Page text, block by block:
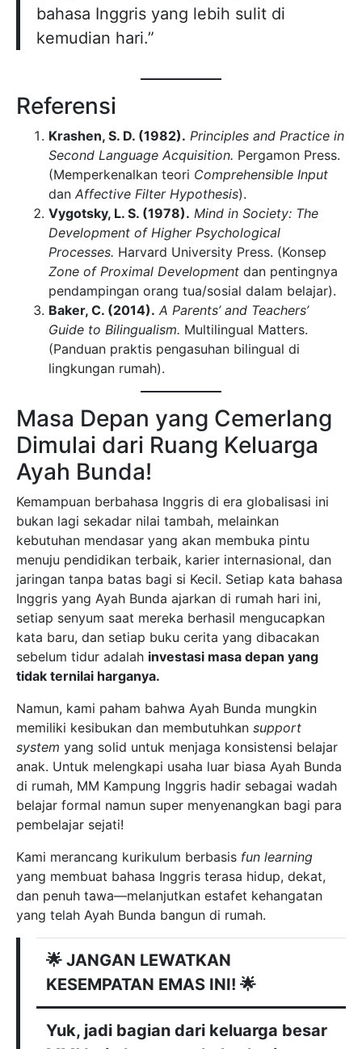
bahasa Inggris yang lebih sulit di
kemudian hari.”
Referensi
Krashen, S. D. (1982). Principles and Practice in
Second Language Acquisition. Pergamon Press.
(Memperkenalkan teori Comprehensible Input
dan Affective Filter Hypothesis).
Vygotsky, L. S. (1978). Mind in Society: The
Development of Higher Psychological
Processes. Harvard University Press. (Konsep
Zone of Proximal Development dan pentingnya
pendampingan orang tua/sosial dalam belajar).
Baker, C. (2014). A Parents’ and Teachers’
Guide to Bilingualism. Multilingual Matters.
(Panduan praktis pengasuhan bilingual di
lingkungan rumah).
Masa Depan yang Cemerlang
Dimulai dari Ruang Keluarga
Ayah Bunda!
Kemampuan berbahasa Inggris di era globalisasi ini
bukan lagi sekadar nilai tambah, melainkan
kebutuhan mendasar yang akan membuka pintu
menuju pendidikan terbaik, karier internasional, dan
jaringan tanpa batas bagi si Kecil. Setiap kata bahasa
Inggris yang Ayah Bunda ajarkan di rumah hari ini,
setiap senyum saat mereka berhasil mengucapkan
kata baru, dan setiap buku cerita yang dibacakan
sebelum tidur adalah investasi masa depan yang
tidak ternilai harganya.
Namun, kami paham bahwa Ayah Bunda mungkin
memiliki kesibukan dan membutuhkan support
system yang solid untuk menjaga konsistensi belajar
anak. Untuk melengkapi usaha luar biasa Ayah Bunda
di rumah, MM Kampung Inggris hadir sebagai wadah
belajar formal namun super menyenangkan bagi para
pembelajar sejati!
Kami merancang kurikulum berbasis fun learning
yang membuat bahasa Inggris terasa hidup, dekat,
dan penuh tawa—melanjutkan estafet kehangatan
yang telah Ayah Bunda bangun di rumah.
🌟 JANGAN LEWATKAN
KESEMPATAN EMAS INI! 🌟
Yuk, jadi bagian dari keluarga besar